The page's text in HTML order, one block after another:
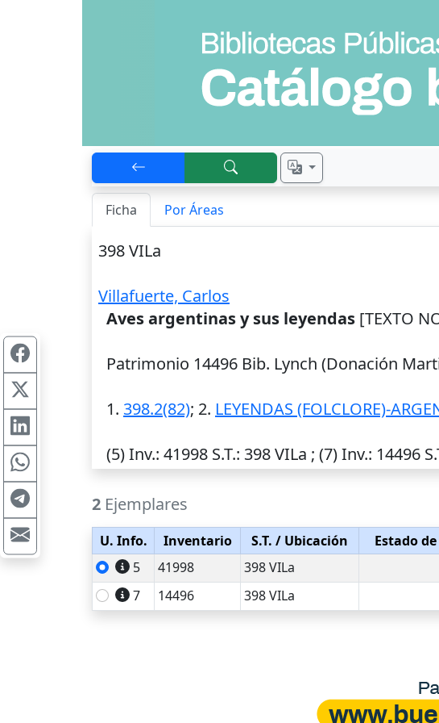
Ficha Por Áreas
398 VILa
Villafuerte, Carlos
Aves argentinas y sus leyendas [TEXTO
Patrimonio 14496 Bib. Lynch (Donación
1. 398.2(82); 2. LEYENDAS (FOLCLORE)-
(5)Inv.: 41998 S.T.: 398 VILa ; (7)Inv.: 14496
2 Ejemplares
U. Info. Inventario S.T. / Ubicación Estado
5
41998 398 VILa
7
14496 398 VILa